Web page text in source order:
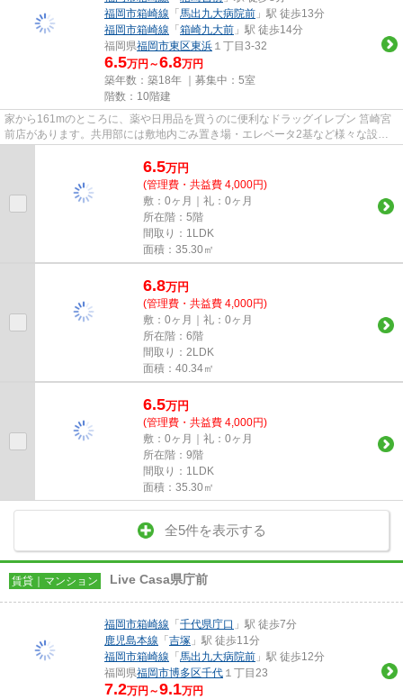
福岡市箱崎線 「馬出九大病院前 」駅 徒歩13分
福岡市箱崎線 「箱崎九大前 」駅 徒歩14分
福岡県福岡市東区東浜 １丁目3-32
6.5万円～6.8万円
築年数：築18年 ｜募集中： 5室
階数：10階建
家から161mのところに、薬や日用品を買うのに便利なドラッグイレブン 筥崎宮
前店があります。共用部には敷地内ごみ置き場・エレベータ2基など様々な設備
やサービスが揃っているので便...
6.5万円
(管理費・共益費 4,000円)
敷：0ヶ月｜礼：0ヶ月
所在階：5階
間取り：1LDK
面積：35.30㎡
6.8万円
(管理費・共益費 4,000円)
敷：0ヶ月｜礼：0ヶ月
所在階：6階
間取り：2LDK
面積：40.34㎡
6.5万円
(管理費・共益費 4,000円)
敷：0ヶ月｜礼：0ヶ月
所在階：9階
間取り：1LDK
面積：35.30㎡
全5件を表示する
賃貸｜マンション Live Casa県庁前
福岡市箱崎線 「千代県庁口 」駅 徒歩7分
鹿児島本線 「吉塚 」駅 徒歩11分
福岡市箱崎線 「馬出九大病院前 」駅 徒歩12分
福岡県福岡市博多区千代 １丁目23
7.2万円～9.1万円